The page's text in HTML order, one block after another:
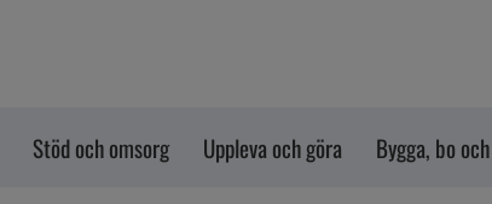
Stöd och omsorg Uppleva och göra Bygga, bo